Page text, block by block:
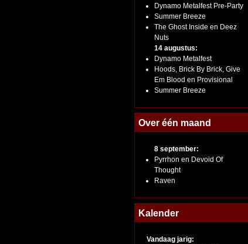
Dynamo Metalfest Pre-Party
Summer Breeze
The Ghost Inside en Deez
Nuts
14 augustus:
Dynamo Metalfest
Hoods, Brick By Brick, Give
Em Blood en Provisional
Summer Breeze
Over één maand
8 september:
Pyrrhon en Devoid Of
Thought
Raven
Kalender
Vandaag jarig: